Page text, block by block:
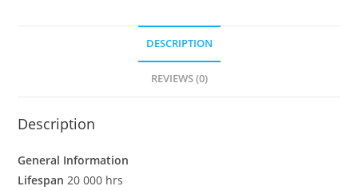
DESCRIPTION
REVIEWS (0)
Description
General Information
Lifespan 20 000 hrs